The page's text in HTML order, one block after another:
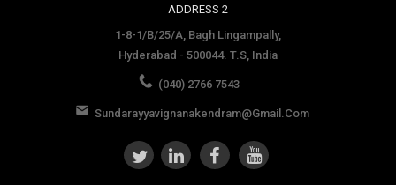
ADDRESS 2
1-8-1/B/25/A, Bagh Lingampally,
Hyderabad - 500044. T.S, India
(040) 2766 7543
Sundarayyavignanakendram@gmail.com